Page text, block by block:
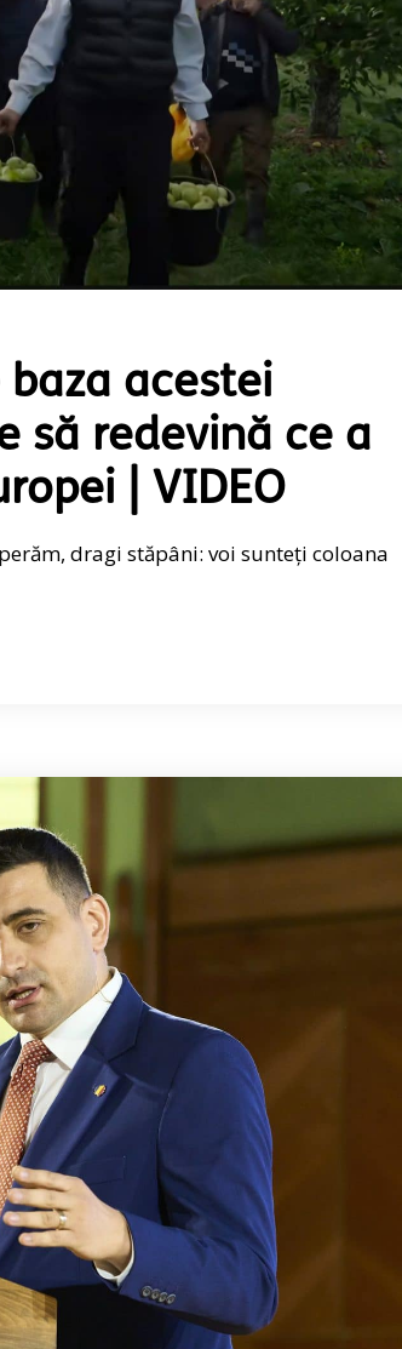
acestei
să redevină ce a
| VIDEO
dragi stăpâni: voi sunteți coloana